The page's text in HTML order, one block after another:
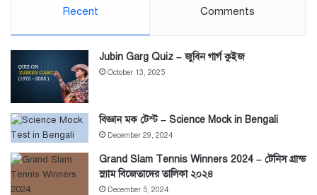
Recent Comments
Jubin Garg Quiz – জুবিন গার্গ কুইজ
October 13, 2025
বিজ্ঞান মক টেস্ট – Science Mock in Bengali
December 29, 2024
Grand Slam Tennis Winners 2024 – টেনিস গ্রান্ড
স্ল্যাম বিজেতাদের তালিকা ২০২৪
December 5, 2024